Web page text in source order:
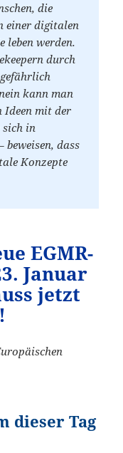
die
einer digitalen
leben werden.
durch
kann man
Ideen mit der
sich in
beweisen, dass
Konzepte
EGMR-
Januar
jetzt
dieser Tag